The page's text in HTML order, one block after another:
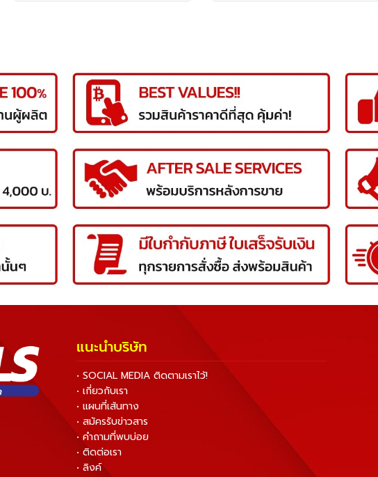
แนะนำบริษัท
• SOCIAL MEDIA ติดตามเราไว้!
• เกี่ยวกับเรา
• แผนที่เส้นทาง
• สมัครรับข่าวสาร
• คำถามที่พบบ่อย
• ติดต่อเรา
• ลิงค์